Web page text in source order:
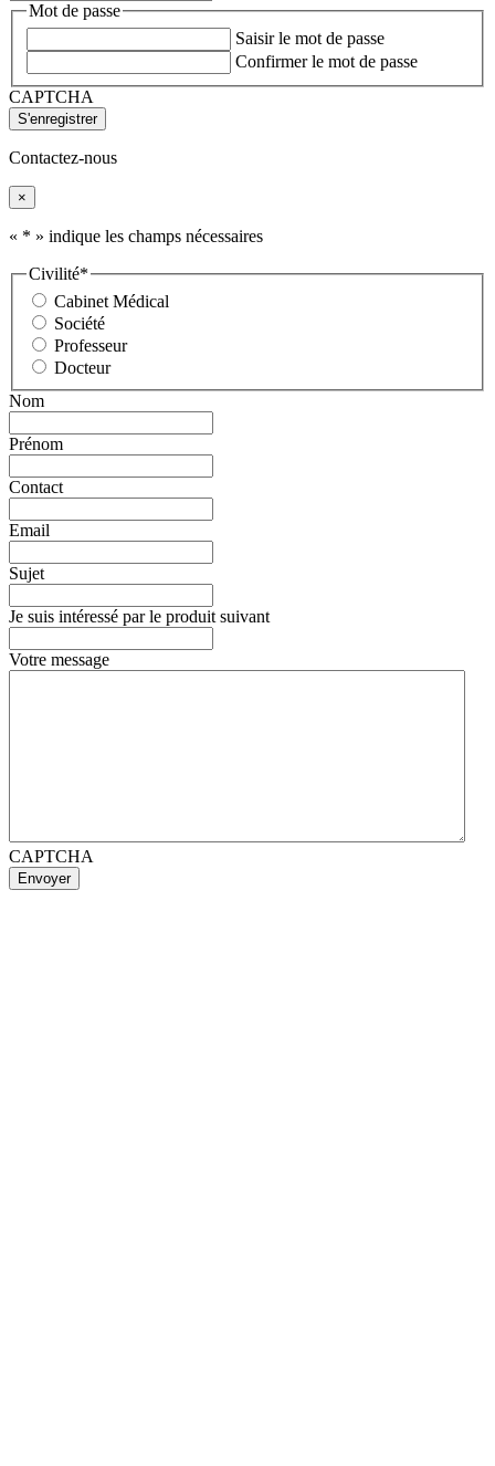
Mot de passe
Saisir le mot de passe
Confirmer le mot de passe
CAPTCHA
Contactez-nous
×
« * » indique les champs nécessaires
Civilité*
Cabinet Médical
Société
Professeur
Docteur
Nom
Prénom
Contact
Email
Sujet
Je suis intéressé par le produit suivant
Votre message
CAPTCHA